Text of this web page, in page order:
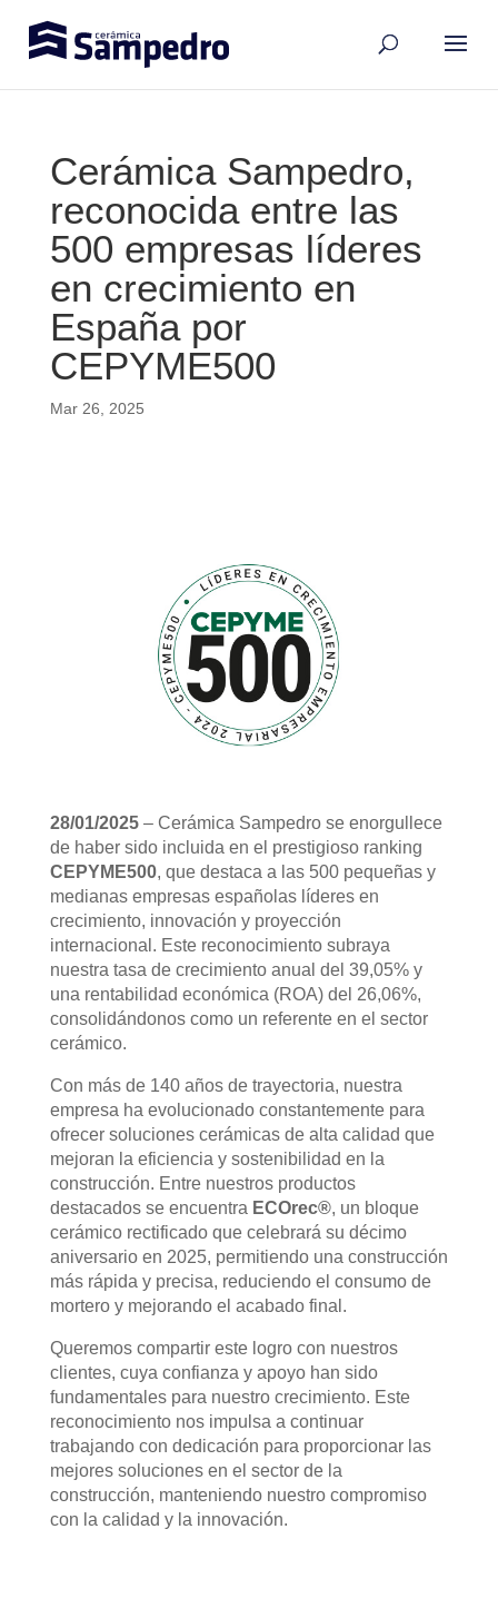
Cerámica Sampedro,
reconocida entre las
500 empresas líderes
en crecimiento en
España por
CEPYME500
Mar 26, 2025
28/01/2025– Cerámica Sampedro se enorgullece
de haber sido incluida en el prestigioso ranking
CEPYME500, que destaca a las 500 pequeñas y
medianas empresas españolas líderes en
crecimiento, innovación y proyección
internacional. Este reconocimiento subraya
nuestra tasa de crecimiento anual del 39,05% y
una rentabilidad económica (ROA) del 26,06%,
consolidándonos como un referente en el sector
cerámico.
Con más de 140 años de trayectoria, nuestra
empresa ha evolucionado constantemente para
ofrecer soluciones cerámicas de alta calidad que
mejoran la eficiencia y sostenibilidad en la
construcción. Entre nuestros productos
destacados se encuentra ECOrec®, un bloque
cerámico rectificado que celebrará su décimo
aniversario en 2025, permitiendo una construcción
más rápida y precisa, reduciendo el consumo de
mortero y mejorando el acabado final.
Queremos compartir este logro con nuestros
clientes, cuya confianza y apoyo han sido
fundamentales para nuestro crecimiento. Este
reconocimiento nos impulsa a continuar
trabajando con dedicación para proporcionar las
mejores soluciones en el sector de la
construcción, manteniendo nuestro compromiso
con la calidad y la innovación.